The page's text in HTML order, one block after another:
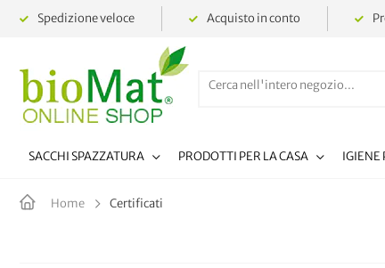
Spedizione veloce Acquisto in conto
SACCHI SPAZZATURA PRODOTTI PER LA CASA IGIENE
Home Certificati